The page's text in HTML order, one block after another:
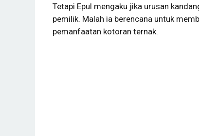
Tetapi Epul mengaku jika urusan
pemilik. Malah ia berencana untuk
pemanfaatan kotoran ternak.